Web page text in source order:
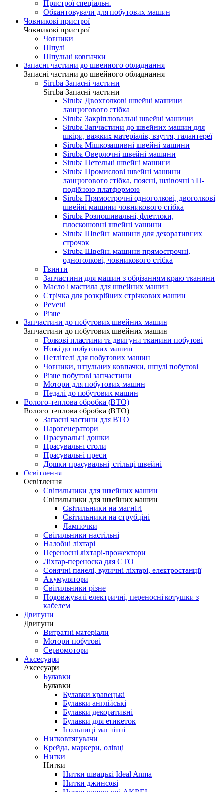
Пристрої спеціальні
Обкантовувачи для побутових машин
Човникові пристрої
Човникові пристрої
Човники
Шпулі
Шпульні ковпачки
Запасні частини до швейного обладнання
Запасні частини до швейного обладнання
Siruba Запасні частини
Siruba Запасні частини
Siruba Двохголкові швейні машини
ланцюгового стібка
Siruba Закріплювальні швейні машини
Siruba Запчастини до швейних машин для
шкіри, важких матеріалів, взуття, галантереї
Siruba Мішкозашивні швейні машини
Siruba Оверлочні швейні машини
Siruba Петельні швейні машини
Siruba Промислові швейні машини
ланцюгового стібка, поясні, шлівочні з П-
подібною платформою
Siruba Прямострочні одноголкові, двоголкові
швейні машини човникового стібка
Siruba Розпошивальні, флетлоки,
плоскошовні швейні машини
Siruba Швейні машини для декоративних
строчок
Siruba Швейні машини прямострочні,
одноголкові, човникового стібка
Гвинти
Запчастини для машин з обрізанням краю тканини
Масло і мастила для швейних машин
Стрічка для розкрійних стрічкових машин
Ремені
Різне
Запчастини до побутових швейних машин
Запчастини до побутових швейних машин
Голкові пластини та двигуни тканини побутові
Ножі до побутових машин
Петлітелі для побутових машин
Човники, шпульних ковпачки, шпулі побутові
Різне побутові запчастини
Мотори для побутових машин
Педалі до побутових машин
Волого-теплова обробка (ВТО)
Волого-теплова обробка (ВТО)
Запасні частини для ВТО
Парогенератори
Прасувальні дошки
Прасувальні столи
Прасувальні преси
Дошки прасувальні, стільці швейні
Освітлення
Освітлення
Світильники для швейних машин
Світильники для швейних машин
Світильники на магніті
Світильники на струбціні
Лампочки
Світильники настільні
Налобні ліхтарі
Переносні ліхтарі-прожектори
Ліхтар-переноска для СТО
Сонячні панелі, вуличні ліхтарі, електростанції
Акумулятори
Світильники різне
Подовжувачі електричні, переносні котушки з
кабелем
Двигуни
Двигуни
Витратні матеріали
Мотори побутові
Сервомотори
Аксесуари
Аксесуари
Булавки
Булавки
Булавки кравецькі
Булавки англійські
Булавки декоративні
Булавки для етикеток
Ігольниці магнітні
Нитковтягувачи
Крейда, маркери, олівці
Нитки
Нитки
Нитки швацькі Ideal Anma
Нитки джинсові